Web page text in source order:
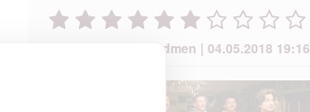
Rudmen | 04.05.2018 19:16